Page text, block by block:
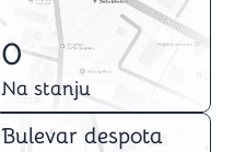
0
Na stanju
Bulevar despota